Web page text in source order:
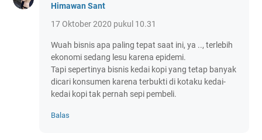
Himawan Sant
17 Oktober 2020 pukul 10.31
Wuah bisnis apa paling tepat saat ini, ya .., terlebih
ekonomi sedang lesu karena epidemi.
Tapi sepertinya bisnis kedai kopi yang tetap banyak
dicari konsumen karena terbukti di kotaku kedai-
kedai kopi tak pernah sepi pembeli.
Balas